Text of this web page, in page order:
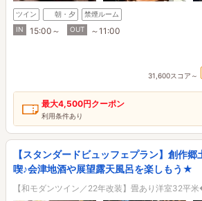
ツイン 朝・夕
禁煙ルーム
IN
15:00～ OUT ～11:00
31,600スコア～
最大4,500円クーポン
利用条件あり
【スタンダードビュッフェプラン】創作
喫♪会津地酒や展望露天風呂を楽しもう★
【和モダンツイン／22年改装】畳あり洋室32平